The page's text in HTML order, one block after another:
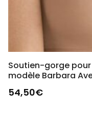
Soutien-gorge
modèle Barbara
54,50€